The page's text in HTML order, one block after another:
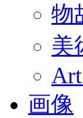
物
美
画像